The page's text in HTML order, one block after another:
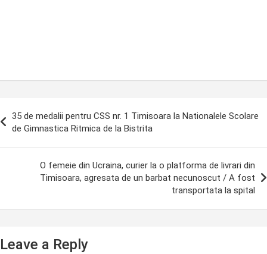
35 de medalii pentru CSS nr. 1 Timisoara la Nationalele Scolare
de Gimnastica Ritmica de la Bistrita
O femeie din Ucraina, curier la o platforma de livrari din
Timisoara, agresata de un barbat necunoscut / A fost
transportata la spital
Leave a Reply